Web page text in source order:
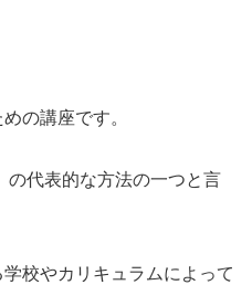
の講座です。
の代表的な方法の一つと言
校やカリキュラムによって